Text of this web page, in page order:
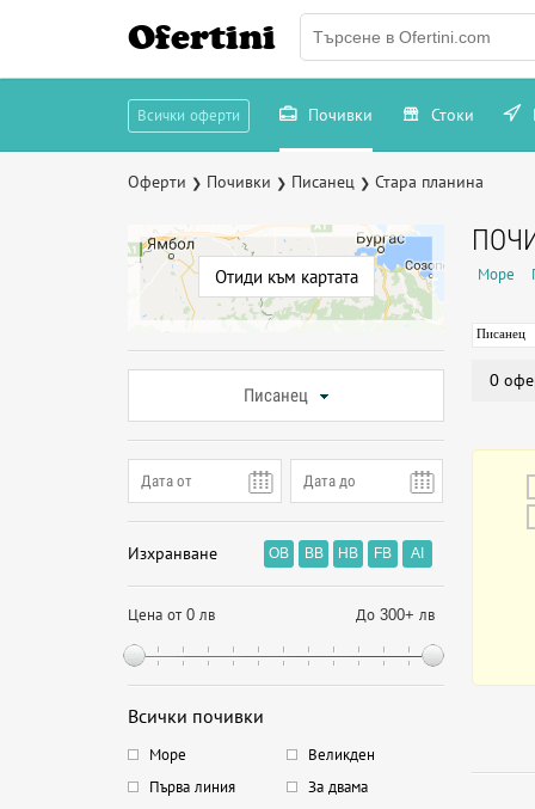
Ofertini
Всички оферти Почивки Стоки
Оферти ❯ Почивки ❯ Писанец ❯ Стара планина
Отиди към картата
Писанец
Изхранване OB BB HB FB AI
Цена от 0 лв До 300+ лв
Всички почивки
Море
Великден
Първа линия
За двама
Море
Писанец
0